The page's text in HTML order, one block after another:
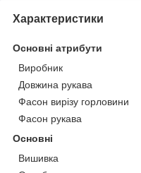
Характеристики
Основні атрибути
Виробник
Довжина рукава
Фасон вирізу горловини
Фасон рукава
Основні
Вишивка